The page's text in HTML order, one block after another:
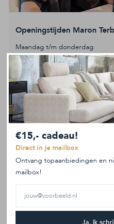
€15,- cadeau!
Direct in je mailbox
Ontvang topaanbiedingen en
mailbox!
Openingstijden Maron
Maandag t/m donderdag
Vrijdag (koopavond)
Zaterdag
Zondag
Meer informatie